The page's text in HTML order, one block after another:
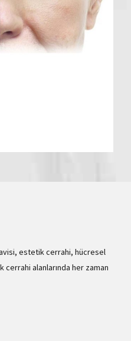
estetik cerrahi, hücresel
alanlarında her zaman